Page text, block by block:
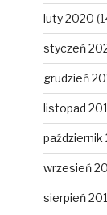
luty 2020
styczeń
grudzień
listopad
październik
wrzesień
sierpień